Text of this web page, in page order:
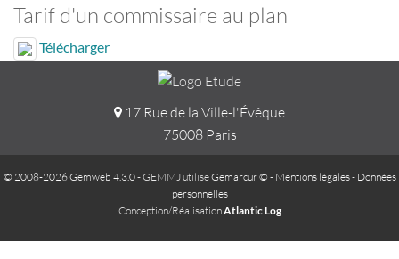
Tarif d'un commissaire au plan
Télécharger
17 Rue de la Ville-l'Évêque
75008 Paris
© 2008-2026 Gemweb 4.3.0- GEMMJ utiliseGemarcur © - Mentions légales- Données
personnelles
Conception/RéalisationAtlantic Log